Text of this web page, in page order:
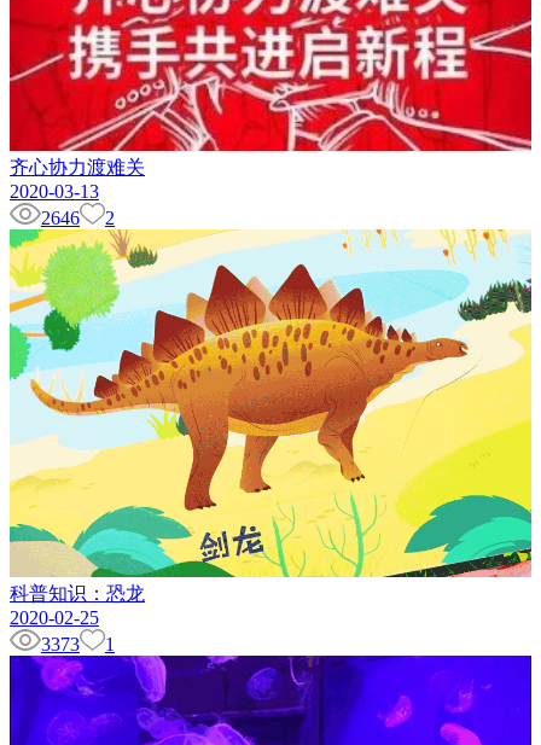
齐心协力渡难关
2020-03-13
2646
2
科普知识：恐龙
2020-02-25
3373
1